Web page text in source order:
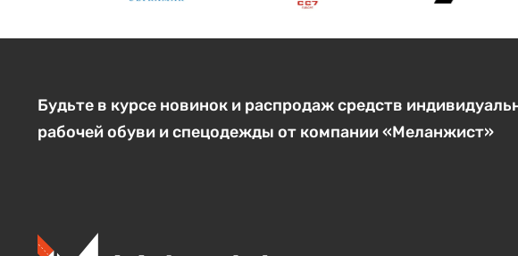
Будьте в курсе новинок и распродаж средств
рабочей обуви и спецодежды от компании «Меланжист»